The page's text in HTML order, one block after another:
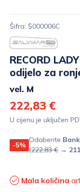
Šifra: $000006C
RECORD
odijelo za
vel. M
222,83 €
U cijenu je uključen
-5%
Odaberite
(222,83 € →
Mala količina